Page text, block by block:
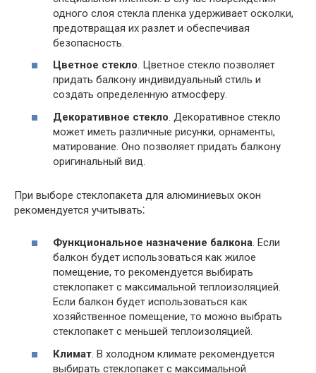
одного слоя стекла пленка удерживает осколки,
предотвращая их разлет и обеспечивая
безопасность.
Цветное стекло. Цветное стекло позволяет
придать балкону индивидуальный стиль и
создать определенную атмосферу.
Декоративное стекло. Декоративное стекло
может иметь различные рисунки, орнаменты,
матирование. Оно позволяет придать балкону
оригинальный вид.
При выборе стеклопакета для алюминиевых окон
рекомендуется учитывать⁚
Функциональное назначение балкона. Если
балкон будет использоваться как жилое
помещение, то рекомендуется выбирать
стеклопакет с максимальной теплоизоляцией.
Если балкон будет использоваться как
хозяйственное помещение, то можно выбрать
стеклопакет с меньшей теплоизоляцией.
Климат. В холодном климате рекомендуется
выбирать стеклопакет с максимальной